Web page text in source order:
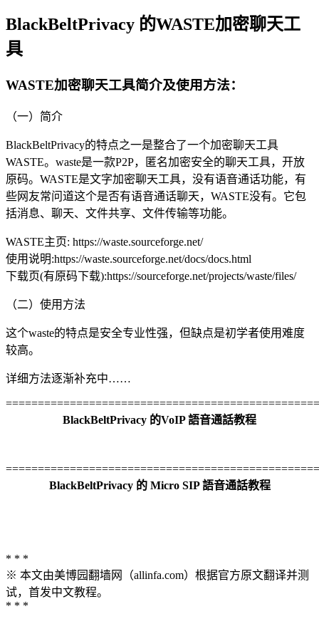
BlackBeltPrivacy 的WASTE加密聊天工
具
WASTE加密聊天工具简介及使用方法：
（一）简介
BlackBeltPrivacy的特点之一是整合了一个加密聊天工具
WASTE。waste是一款P2P，匿名加密安全的聊天工具，开放
原码。WASTE是文字加密聊天工具，没有语音通话功能，有
些网友常问道这个是否有语音通话聊天，WASTE没有。它包
括消息、聊天、文件共享、文件传输等功能。
WASTE主页: https://waste.sourceforge.net/
使用说明:https://waste.sourceforge.net/docs/docs.html
下载页(有原码下载):https://sourceforge.net/projects/waste/files/
（二）使用方法
这个waste的特点是安全专业性强，但缺点是初学者使用难度
较高。
详细方法逐渐补充中……
BlackBeltPrivacy 的VoIP 語音通話教程
BlackBeltPrivacy 的 Micro SIP 語音通話教程
* * *
※ 本文由美博园翻墙网（allinfa.com）根据官方原文翻译并测
试，首发中文教程。
* * *